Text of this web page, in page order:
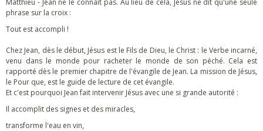
Matthieu - Jean ne le connaît pas. Au lieu de cela, Jésus ne dit qu'une seule
phrase sur la croix :
Tout est accompli !
Chez Jean, dès le début, Jésus est le Fils de Dieu, le Christ : le Verbe incarné,
venu dans le monde pour racheter le monde de son péché. Cela est
rapporté dès le premier chapitre de l'évangile de Jean. La mission de Jésus,
le Pour que, est le guide de lecture de cet évangile.
Et c'est pourquoi Jean fait intervenir Jésus avec une si grande autorité :
Il accomplit des signes et des miracles,
transforme l'eau en vin,